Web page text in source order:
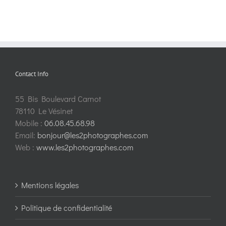
Contact Info
55 Bis Boulevard Carnot
78110 Le Vésinet
Mobile : 06.08.45.68.98
Email: bonjour@les2photographes.com
Web : www.les2photographes.com
Mentions légales
Politique de confidentialité